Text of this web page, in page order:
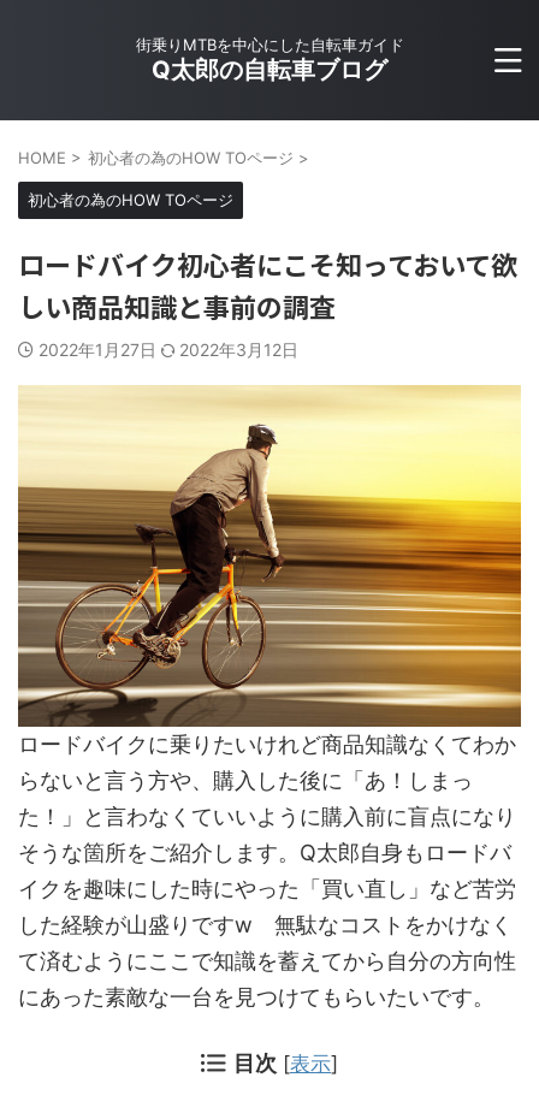
街乗りMTBを中心にした自転車ガイド
Q太郎の自転車ブログ
HOME > 初心者の為のHOW TOページ >
初心者の為のHOW TOページ
ロードバイク初心者にこそ知っておいて欲
しい商品知識と事前の調査
2022年1月27日 2022年3月12日
ロードバイクに乗りたいけれど商品知識なくてわか
らないと言う方や、購入した後に「あ！しまっ
た！」と言わなくていいように購入前に盲点になり
そうな箇所をご紹介します。Q太郎自身もロードバ
イクを趣味にした時にやった「買い直し」など苦労
した経験が山盛りですw 無駄なコストをかけなく
て済むようにここで知識を蓄えてから自分の方向性
にあった素敵な一台を見つけてもらいたいです。
目次 [表示]